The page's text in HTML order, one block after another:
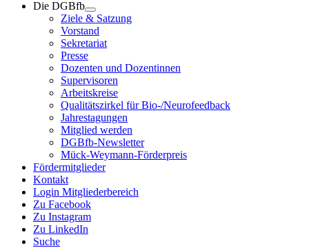
Die DGBfb
Ziele & Satzung
Vorstand
Sekretariat
Presse
Dozenten und Dozentinnen
Supervisoren
Arbeitskreise
Qualitätszirkel für Bio-/Neurofeedback
Jahrestagungen
Mitglied werden
DGBfb-Newsletter
Mück-Weymann-Förderpreis
Fördermitglieder
Kontakt
Login Mitgliederbereich
Zu Facebook
Zu Instagram
Zu LinkedIn
Suche